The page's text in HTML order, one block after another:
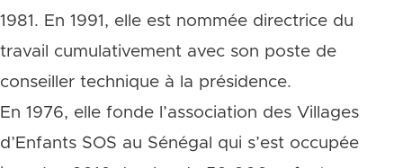
1981. En 1991, elle est nommée directrice du
travail cumulativement avec son poste de
conseiller technique à la présidence.
En 1976, elle fonde l’association des Villages
d’Enfants SOS au Sénégal qui s’est occupée